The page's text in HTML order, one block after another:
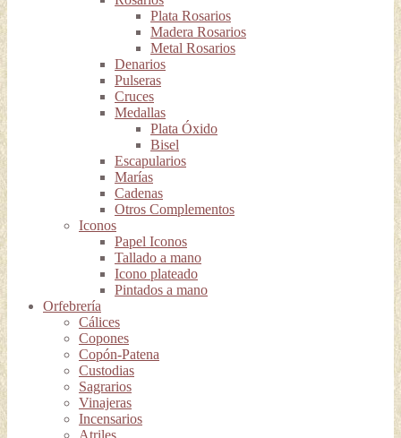
Plata Rosarios
Madera Rosarios
Metal Rosarios
Denarios
Pulseras
Cruces
Medallas
Plata Óxido
Bisel
Escapularios
Marías
Cadenas
Otros Complementos
Iconos
Papel Iconos
Tallado a mano
Icono plateado
Pintados a mano
Orfebrería
Cálices
Copones
Copón-Patena
Custodias
Sagrarios
Vinajeras
Incensarios
Atriles